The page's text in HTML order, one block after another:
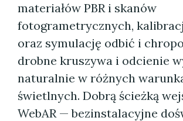
materiałów PBR i skanów
fotogrametrycznych,
oraz symulację odbić i
drobne kruszywa i odcienie
naturalnie w różnych
świetlnych. Dobrą ścieżką
WebAR — bezinstalacyjne